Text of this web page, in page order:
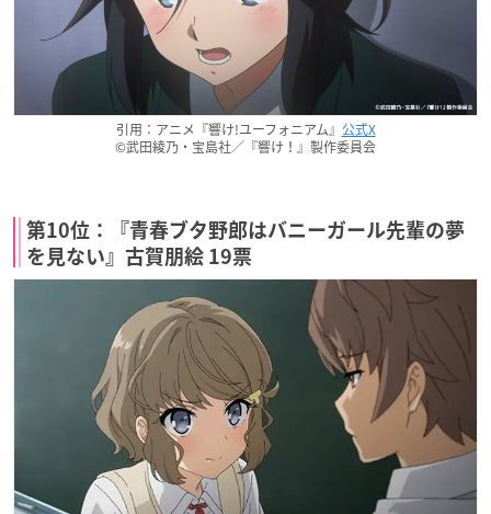
引用：アニメ『響け!ユーフォニアム』 公式X
©武田綾乃・宝島社／『響け！』製作委員会
第10位：『青春ブタ野郎はバニーガール先輩の夢
を見ない』古賀朋絵 19票